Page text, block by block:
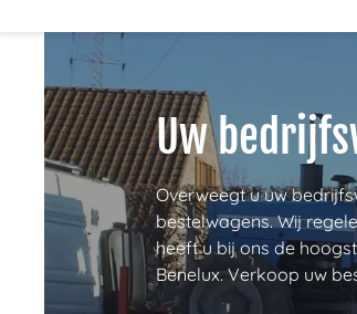
Uw
Overweegt u uw
bestelwagens. Wij
heeft u bij ons de
Benelux. Verkoop uw